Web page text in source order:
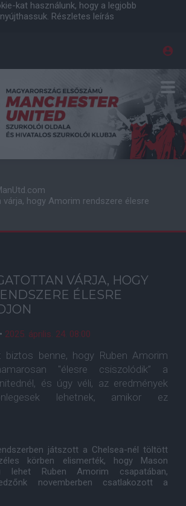
kat használunk, hogy a legjobb
Részletes leírás
hogy Amorim rendszere élesre
VÁRJA, HOGY
ÉLESRE
• 2025. április. 24. 08:00
benne, hogy Ruben Amorim
"élesre csiszolódik” a
és úgy véli, az eredmények
lehetnek, amikor ez
játszott a Chelsea-nél töltött
körben elismerték, hogy Mason
lehet Ruben Amorim csapatában,
novemberben csatlakozott a